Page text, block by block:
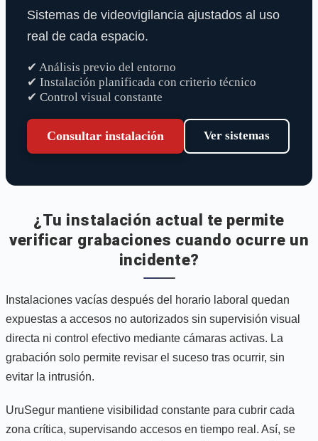
Sistemas de videovigilancia ajustados al uso
real de cada espacio.
✔ Análisis previo del entorno
✔ Instalación planificada con criterio técnico
✔ Control visual constante
Consultar instalación Ver sistemas
¿Tu instalación actual te permite
verificar grabaciones cuando ocurre un
incidente?
Instalaciones vacías después del horario laboral quedan
expuestas a accesos no autorizados sin supervisión visual
directa ni control efectivo mediante cámaras activas. La
grabación solo permite revisar el suceso tras ocurrir, sin
evitar la intrusión.
UruSegur mantiene visibilidad constante para cubrir cada
zona crítica, supervisando accesos en tiempo real. Así, se